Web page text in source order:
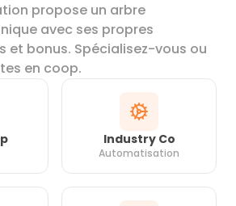
propose un arbre
avec ses propres
et bonus. Spécialisez-vous ou
en coop.
Industry Co
Automatisation